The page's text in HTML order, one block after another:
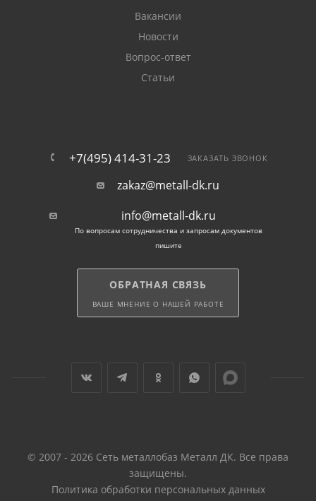
Вакансии
Новости
Вопрос-ответ
Статьи
+7(495) 414-31-23 ЗАКАЗАТЬ ЗВОНОК
zakaz@metall-dk.ru
info@metall-dk.ru
По вопросам сотрудничества и запросам документов
пишите
ОБРАТНАЯ СВЯЗЬ
ВАШЕ МНЕНИЕ О НАШЕЙ РАБОТЕ
© 2007 - 2026 Сеть металлобаз Металл ДК. Все права
защищены.
Политика обработки персональных данных